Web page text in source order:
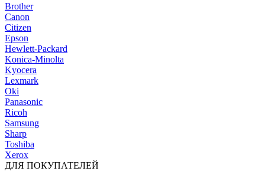
Brother
Canon
Citizen
Epson
Hewlett-Packard
Konica-Minolta
Kyocera
Lexmark
Oki
Panasonic
Ricoh
Samsung
Sharp
Toshiba
Xerox
ДЛЯ ПОКУПАТЕЛЕЙ